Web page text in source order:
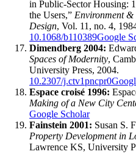
in Public-Sector Housing:
the Users,” Environment
Design, Vol. 11, no. 4,
10.1068/b110389Google
Dimendberg 2004:
Spaces of Modernity,
University Press, 2004.
10.2307/j.ctv1pncpr0
Espace croisé 1996:
Making of a New City
Google Scholar
Fainstein 2001: Susan S.
Property Development in
Lawrence KS, University